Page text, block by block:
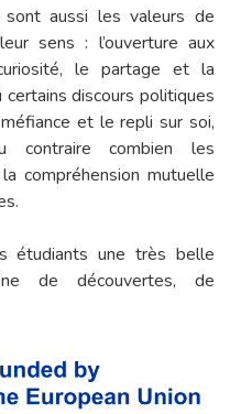
aussi les valeurs de
sens : l’ouverture aux
le partage et la
discours politiques
et le repli sur soi,
contraire combien les
compréhension mutuelle
étudiants une très belle
de découvertes, de